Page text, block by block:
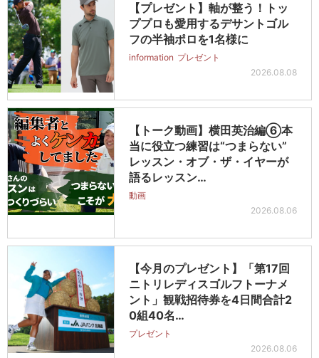
【プレゼント】軸が整う！トッ
ププロも愛用するデサントゴル
フの半袖ポロを1名様に
information プレゼント
2026.08.08
【トーク動画】横田英治編⑥本
当に役立つ練習は“つまらない”
レッスン・オブ・ザ・イヤーが
語るレッスン…
動画
2026.08.06
【今月のプレゼント】「第17回
ニトリレディスゴルフトーナメ
ント」観戦招待券を4日間合計2
0組40名…
プレゼント
2026.08.06